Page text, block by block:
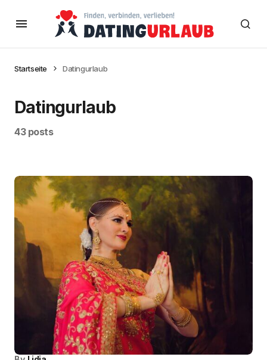
Startseite Datingurlaub
Datingurlaub
43 posts